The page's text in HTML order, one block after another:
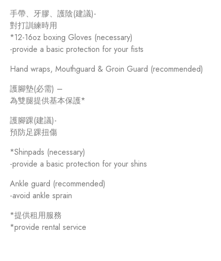
手帶、牙膠、護陰(建議)-
對打訓練時用
*12-16oz boxing Gloves (necessary)
-provide a basic protection for your fists
Hand wraps, Mouthguard & Groin Guard (recommended)
護腳墊(必需) –
為雙腿提供基本保護*
護腳踝(建議)-
預防足踝扭傷
*Shinpads (necessary)
-provide a basic protection for your shins
Ankle guard (recommended)
-avoid ankle sprain
*提供租用服務
*provide rental service